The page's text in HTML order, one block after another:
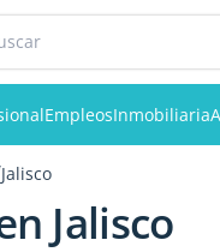
EmpleosInmobiliaria
Jalisco
Jalisco